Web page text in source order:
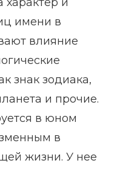
имени в
влияние
знак зодиака,
и прочие.
в юном
в
жизни. У нее